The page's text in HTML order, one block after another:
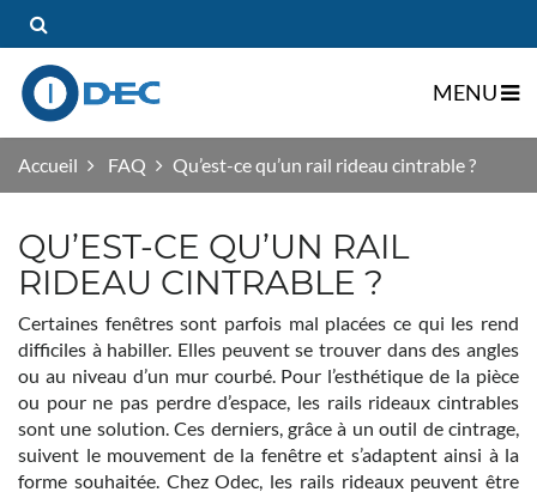
QU’EST-CE QU’UN RAIL
RIDEAU CINTRABLE ?
Certaines fenêtres sont parfois mal placées ce qui les rend
difficiles à habiller. Elles peuvent se trouver dans des angles
ou au niveau d’un mur courbé. Pour l’esthétique de la pièce
ou pour ne pas perdre d’espace, les rails rideaux cintrables
sont une solution. Ces derniers, grâce à un outil de cintrage,
suivent le mouvement de la fenêtre et s’adaptent ainsi à la
forme souhaitée. Chez Odec, les rails rideaux peuvent être
MENU
Dropdown
Accueil FAQ Qu’est-ce qu’un rail rideau cintrable ?